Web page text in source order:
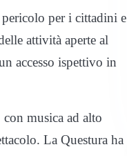
per i cittadini e
attività aperte al
accesso ispettivo in
musica ad alto
La Questura ha